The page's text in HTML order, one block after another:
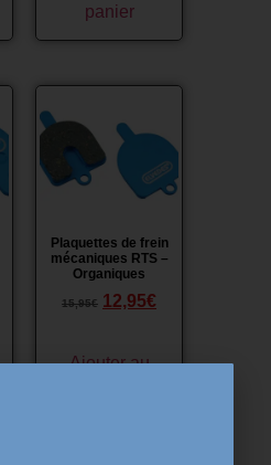
panier
Plaquettes de frein
mécaniques RTS –
Organiques
15,95€ 12,95€
Ajouter au